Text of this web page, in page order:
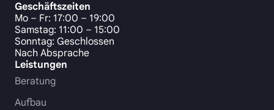
Geschäftszeiten
Mo – Fr: 17:00 – 19:00
Samstag: 11:00 – 15:00
Sonntag: Geschlossen
Nach Absprache
Leistungen
Beratung
Aufbau